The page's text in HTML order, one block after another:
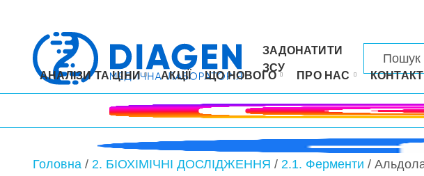
ЗАДОНАТИТИ
ЗСУ
АНАЛІЗИ ТА ЦІНИ АКЦІЇ ЩО НОВОГО ПРО НАС
Головна / 2. БІОХІМІЧНІ ДОСЛІДЖЕННЯ / 2.1. Ферменти /